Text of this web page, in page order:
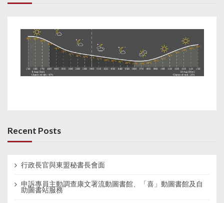
Recent Posts
行政長官與東盟秘書長會面
申訴專員主動調查康文署流動圖書館、「喜」動圖書館及自
助圖書站服務